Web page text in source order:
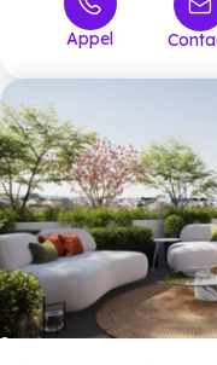
Appel